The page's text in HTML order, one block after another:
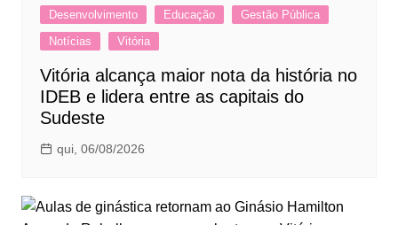
Desenvolvimento Educação
Gestão Pública
Notícias
Vitória
Vitória alcança maior nota da história no
IDEB e lidera entre as capitais do
Sudeste
qui, 06/08/2026